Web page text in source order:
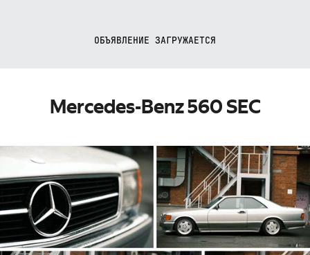
ОБЪЯВЛЕНИЕ ЗАГРУЖАЕТСЯ
Mercedes-Benz 560 SEC